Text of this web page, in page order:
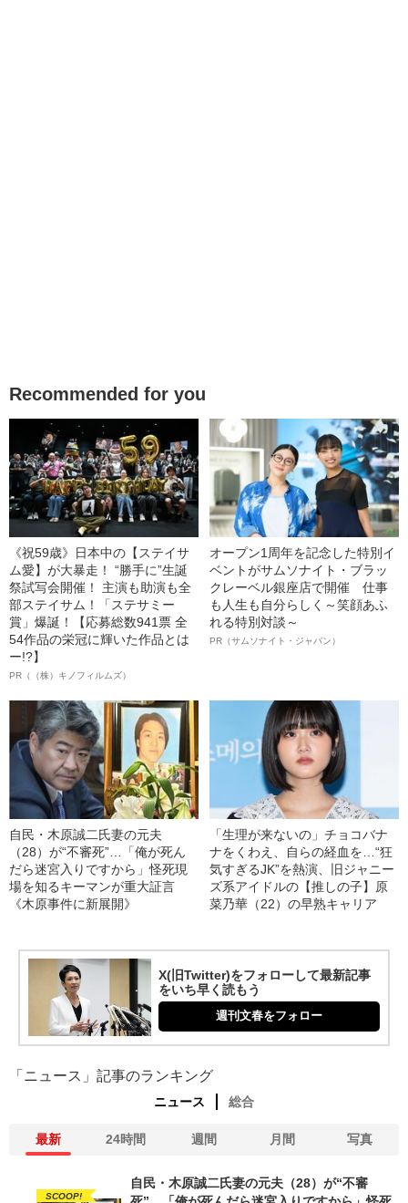
Recommended for you
《祝59歳》日本中の【ステイサ
ム愛】が大暴走！ “勝手に”生誕
祭試写会開催！ 主演も助演も全
部ステイサム！「ステサミー
賞」爆誕！【応募総数941票 全
54作品の栄冠に輝いた作品とは
ー!?】
PR（（株）キノフィルムズ）
オープン1周年を記念した特別イ
ベントがサムソナイト・ブラッ
クレーベル銀座店で開催 仕事
も人生も自分らしく～笑顔あふ
れる特別対談～
PR（サムソナイト・ジャパン）
自民・木原誠二氏妻の元夫
（28）が“不審死”…「俺が死ん
だら迷宮入りですから」怪死現
場を知るキーマンが重大証言
《木原事件に新展開》
「生理が来ないの」チョコバナ
ナをくわえ、自らの経血を…“狂
気すぎるJK”を熱演、旧ジャニー
ズ系アイドルの【推しの子】原
菜乃華（22）の早熟キャリア
X(旧Twitter)をフォローして最新記事
をいち早く読もう
週刊文春をフォロー
「ニュース」記事のランキング
ニュース 総合
最新 24時間 週間 月間 写真
SCOOP!
自民・木原誠二氏妻の元夫（28）が“不審